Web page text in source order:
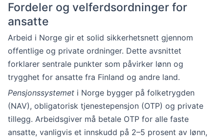
Fordeler og velferdsordninger for
ansatte
Arbeid i Norge gir et solid sikkerhetsnett gjennom
offentlige og private ordninger. Dette avsnittet
forklarer sentrale punkter som påvirker lønn og
trygghet for ansatte fra Finland og andre land.
Pensjonssystemet i Norge bygger på folketrygden
(NAV), obligatorisk tjenestepensjon (OTP) og private
tillegg. Arbeidsgiver må betale OTP for alle faste
ansatte, vanligvis et innskudd på 2–5 prosent av lønn,